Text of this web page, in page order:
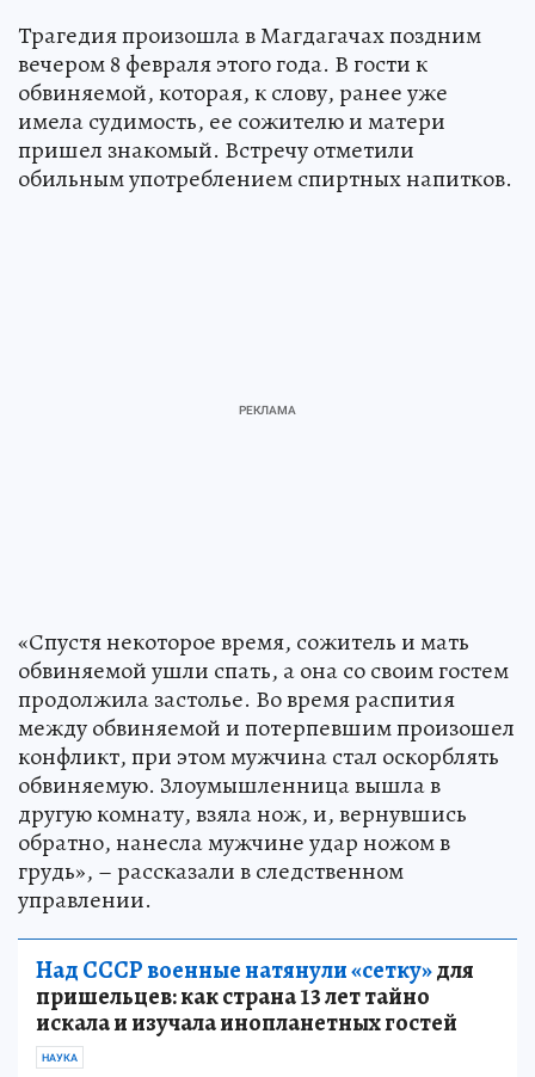
Трагедия произошла в Магдагачах поздним
вечером 8 февраля этого года. В гости к
обвиняемой, которая, к слову, ранее уже
имела судимость, ее сожителю и матери
пришел знакомый. Встречу отметили
обильным употреблением спиртных напитков.
«Спустя некоторое время, сожитель и мать
обвиняемой ушли спать, а она со своим гостем
продолжила застолье. Во время распития
между обвиняемой и потерпевшим произошел
конфликт, при этом мужчина стал оскорблять
обвиняемую. Злоумышленница вышла в
другую комнату, взяла нож, и, вернувшись
обратно, нанесла мужчине удар ножом в
грудь», – рассказали в следственном
управлении.
Над СССР военные натянули «сетку»для
пришельцев: как страна 13 лет тайно
искала и изучала инопланетных гостей
НАУКА